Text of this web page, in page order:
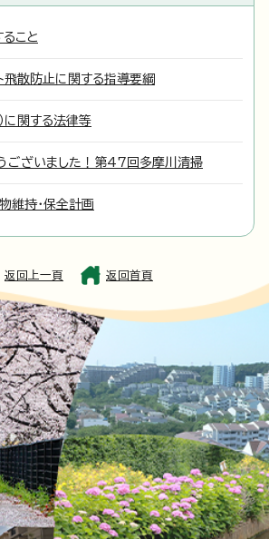
ること
飛散防止に関する指導要綱
に関する法律等
ございました！第47回多摩川清掃
維持・保全計画
返回上一頁 返回首頁